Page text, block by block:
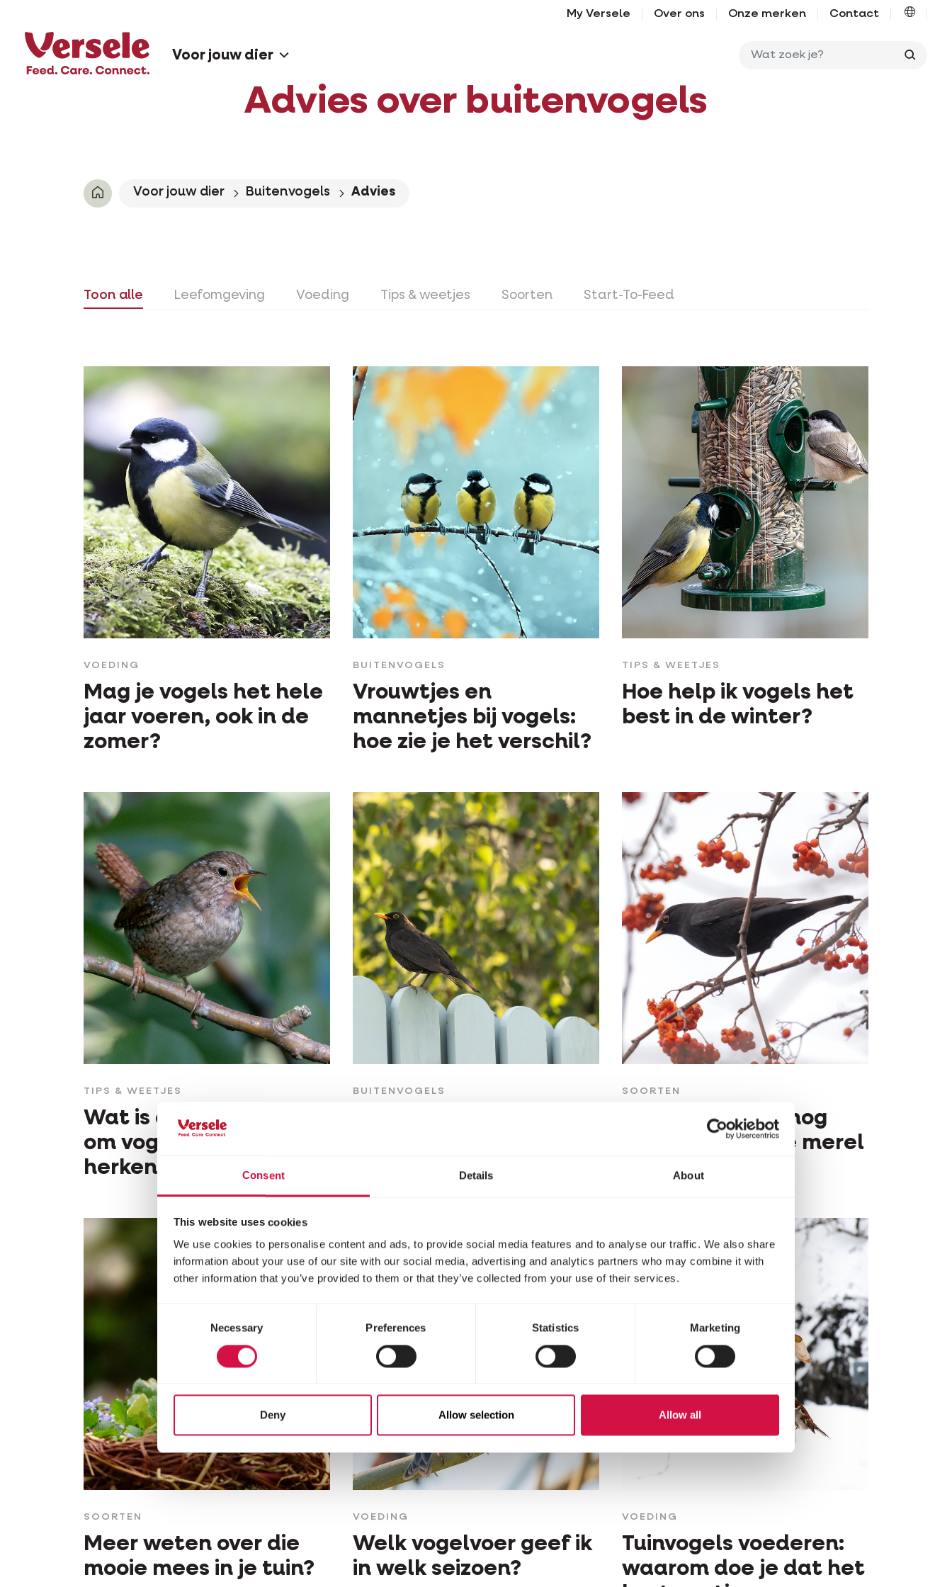
Consent Details About
This website uses cookies
We use cookies to personalise content and ads, to provide social media features and to analyse our traffic. We also share
information about your use of our site with our social media, advertising and analytics partners who may combine it with
other information that you’ve provided to them or that they’ve collected from your use of their services.
Necessary Preferences Statistics Marketing
Deny Allow selection Allow all
My Versele Over ons Onze merken Contact
Voor jouw dier
Advies over buitenvogels
Voor jouw dier Buitenvogels Advies
Toon alle Leefomgeving Voeding Tips & weetjes Soorten Start-To-Feed
VOEDING
Mag je vogels het hele
jaar voeren, ook in de
zomer?
BUITENVOGELS
Vrouwtjes en
mannetjes bij vogels:
hoe zie je het verschil?
TIPS & WEETJES
Hoe help ik vogels het
best in de winter?
TIPS & WEETJES
Wat is de beste app
om vogels te
herkennen
BUITENVOGELS SOORTEN
10 dingen die je nog
niet wist over de merel
SOORTEN
Meer weten over die
mooie mees in je tuin?
VOEDING
Welk vogelvoer geef ik
in welk seizoen?
VOEDING
Tuinvogels voederen:
waarom doe je dat het